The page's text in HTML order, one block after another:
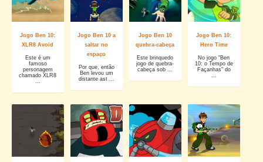
Jogo Ben 10:
XLR8 Avoid
Este é um
famoso
personagem
chamado XLR8
...
Jogo Ben 10 a
saltar no
espaço
Por que, então
Ben levou um
distante ast ...
Jogo Ben 10
quebra-cabeça
Este brinquedo
jogo de quebra-
cabeça sob ...
Jogo Ben 10:
Hero Time
No jogo "Ben
10: o Tempo de
Façanhas" do
...